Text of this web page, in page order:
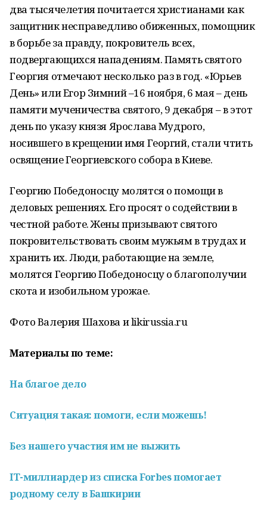
два тысячелетия почитается христианами как
защитник несправедливо обиженных, помощник
в борьбе за правду, покровитель всех,
подвергающихся нападениям. Память святого
Георгия отмечают несколько раз в год. «Юрьев
День» или Егор Зимний –16 ноября, 6 мая – день
памяти мученичества святого, 9 декабря – в этот
день по указу князя Ярослава Мудрого,
носившего в крещении имя Георгий, стали чтить
освящение Георгиевского собора в Киеве.
Георгию Победоносцу молятся о помощи в
деловых решениях. Его просят о содействии в
честной работе. Жены призывают святого
покровительствовать своим мужьям в трудах и
хранить их. Люди, работающие на земле,
молятся Георгию Победоносцу о благополучии
скота и изобильном урожае.
Фото Валерия Шахова и likirussia.ru
Материалы по теме:
На благое дело
Ситуация такая: помоги, если можешь!
Без нашего участия им не выжить
IT-миллиардер из списка Forbes помогает
родному селу в Башкирии